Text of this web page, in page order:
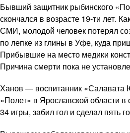
Бывший защитник рыбинского
скончался в возрасте 19-ти лет.
СМИ, молодой человек потерял
по лепке из глины в Уфе, куда
Прибывшие на место медики
Причина смерти пока не
Ханов — воспитанник «Салавата
«Полет» в Ярославской области
34 игры, забил гол и сделал пять